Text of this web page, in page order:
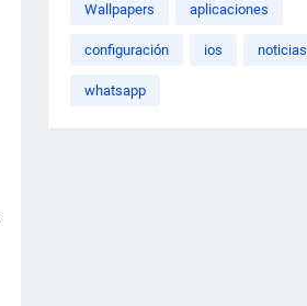
Wallpapers aplicaciones
configuración ios noticias
whatsapp